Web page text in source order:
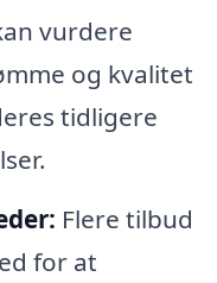
vurdere
og kvalitet
tidligere
Flere tilbud
for at